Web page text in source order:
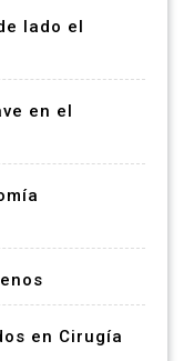
lado el
en el
en Cirugía